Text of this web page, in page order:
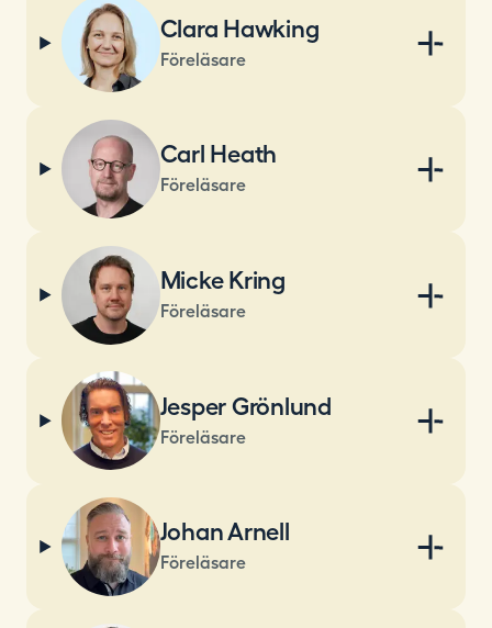
Clara Hawking
Föreläsare
Carl Heath
Föreläsare
Micke Kring
Föreläsare
Jesper Grönlund
Föreläsare
Johan Arnell
Föreläsare